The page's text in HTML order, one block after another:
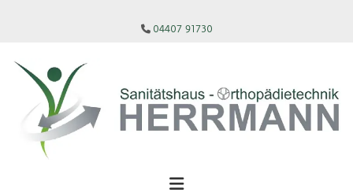
 04407 91730